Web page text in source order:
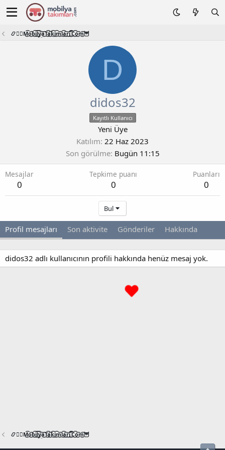
📿🧙‍♂️M͜͡o͜͡b͜͡i͜͡l͜͡y͜͡a͜͡T͜͡a͜͡k͜͡i͜͡m͜͡l͜͡a͜͡r͜͡i͜͡.͜͡C͜͡o͜͡m͜͡🦉
D
didos32
Kayıtlı Kullanıcı
Yeni Üye
Katılım 22 Haz 2023
Son görülme Bugün 11:15
Mesajlar
0
Tepkime puanı
0
Puanları
0
Bul
Profil mesajları Son aktivite Gönderiler Hakkında
didos32 adlı kullanıcının profili hakkında henüz mesaj yok.
📿🧙‍♂️M͜͡o͜͡b͜͡i͜͡l͜͡y͜͡a͜͡T͜͡a͜͡k͜͡i͜͡m͜͡l͜͡a͜͡r͜͡i͜͡.͜͡C͜͡o͜͡m͜͡🦉